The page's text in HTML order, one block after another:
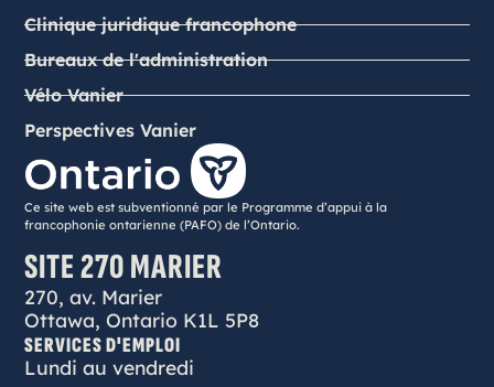
Clinique juridique francophone
Bureaux de l'administration
Vélo Vanier
Perspectives Vanier
Ce site web est subventionné par le Programme d’appui à la
francophonie ontarienne (PAFO) de l’Ontario.
SITE 270 MARIER
270, av. Marier
Ottawa, Ontario K1L 5P8
SERVICES D'EMPLOI
Lundi au vendredi